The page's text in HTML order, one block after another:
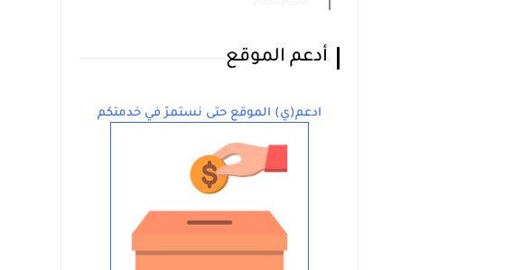
أدعم الموقع
ادعم(ي) الموقع حتى نستمرّ في خدمتكم